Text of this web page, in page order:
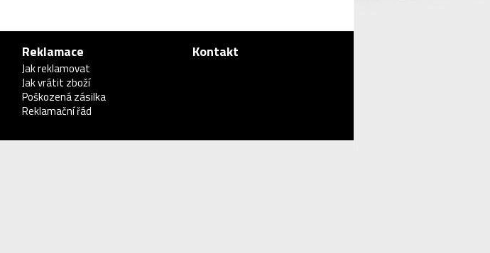
Reklamace
Jak reklamovat
Jak vrátit zboží
Poškozená zásilka
Reklamační řád
Kontakt